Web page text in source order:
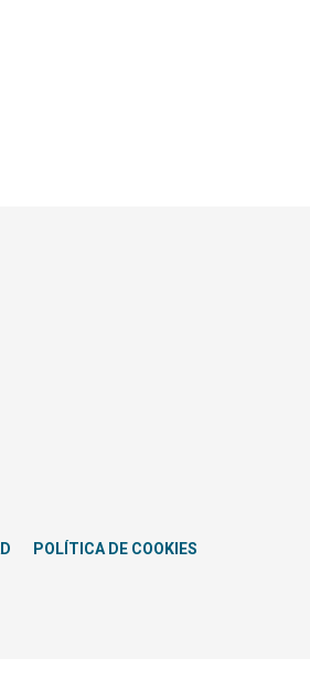
POLÍTICA DE COOKIES